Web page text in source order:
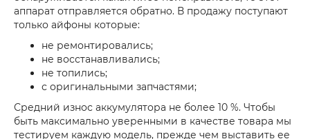
аппарат отправляется обратно. В продажу поступают
только айфоны которые:
не ремонтировались;
не восстанавливались;
не топились;
с оригинальными запчастями;
Средний износ аккумулятора не более 10 %. Чтобы
быть максимально уверенными в качестве товара мы
тестируем каждую модель, прежде чем выставить ее